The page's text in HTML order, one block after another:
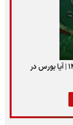
پیش بینی بورس امروز سه شنبه ۳ تیر ۱۴۰۵ | آیا بورس در